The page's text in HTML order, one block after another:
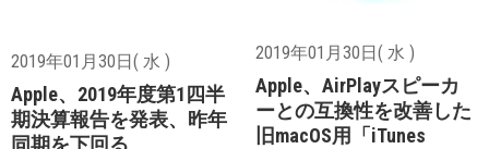
2019年01月30日( 水 )
Apple、2019年度第1四半
期決算報告を発表、昨年
同期を下回る
2019年01月30日( 水 )
Apple、AirPlayスピーカ
ーとの互換性を改善した
旧macOS用「iTunes